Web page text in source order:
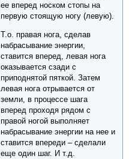
ее вперед носком стопы на
первую стоящую ногу (левую).
Т.о. правая нога, сделав
набрасывание энергии,
ставится вперед, левая нога
оказывается сзади с
приподнятой пяткой. Затем
левая нога отрывается от
земли, в процессе шага
вперед проходя рядом с
правой ногой выполняет
набрасывание энергии на нее и
ставится впереди – сделали
еще один шаг. И т.д.